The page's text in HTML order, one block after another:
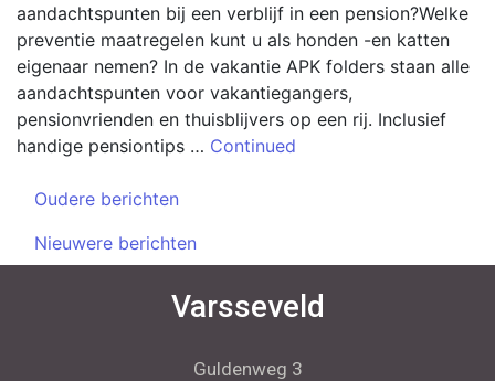
aandachtspunten bij een verblijf in een pension?Welke
preventie maatregelen kunt u als honden -en katten
eigenaar nemen? In de vakantie APK folders staan alle
aandachtspunten voor vakantiegangers,
pensionvrienden en thuisblijvers op een rij. Inclusief
handige pensiontips … Continued
Oudere berichten
Nieuwere berichten
Varsseveld
Guldenweg 3